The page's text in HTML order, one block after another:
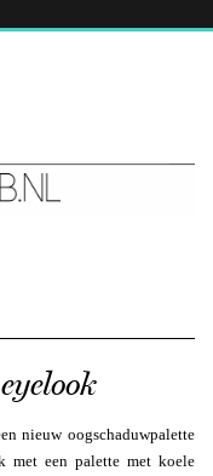
nieuw oogschaduwpalette
met een palette met koele